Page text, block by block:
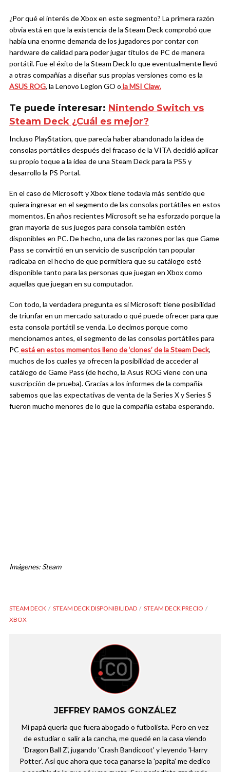
¿Por qué el interés de Xbox en este segmento? La primera razón
obvia está en que la existencia de la Steam Deck comprobó que
había una enorme demanda de los jugadores por contar con
hardware de calidad para poder jugar títulos de PC de manera
portátil. Fue el éxito de la Steam Deck lo que eventualmente llevó
a otras compañías a diseñar sus propias versiones como es la
ASUS ROG, la Lenovo Legion GO o la MSI Claw.
Te puede interesar: Nintendo Switch vs
Steam Deck ¿Cuál es mejor?
Incluso PlayStation, que parecía haber abandonado la idea de
consolas portátiles después del fracaso de la VITA decidió aplicar
su propio toque a la idea de una Steam Deck para la PS5 y
desarrollo la PS Portal.
En el caso de Microsoft y Xbox tiene todavía más sentido que
quiera ingresar en el segmento de las consolas portátiles en estos
momentos. En años recientes Microsoft se ha esforzado porque la
gran mayoría de sus juegos para consola también estén
disponibles en PC. De hecho, una de las razones por las que Game
Pass se convirtió en un servicio de suscripción tan popular
radicaba en el hecho de que permitiera que su catálogo esté
disponible tanto para las personas que juegan en Xbox como
aquellas que juegan en su computador.
Con todo, la verdadera pregunta es si Microsoft tiene posibilidad
de triunfar en un mercado saturado o qué puede ofrecer para que
esta consola portátil se venda. Lo decimos porque como
mencionamos antes, el segmento de las consolas portátiles para
PC está en estos momentos lleno de ‘clones’ de la Steam Deck,
muchos de los cuales ya ofrecen la posibilidad de acceder al
catálogo de Game Pass (de hecho, la Asus ROG viene con una
suscripción de prueba). Gracias a los informes de la compañía
sabemos que las expectativas de venta de la Series X y Series S
fueron mucho menores de lo que la compañía estaba esperando.
Imágenes: Steam
STEAM DECK STEAM DECK DISPONIBILIDAD
STEAM DECK PRECIO
XBOX
JEFFREY RAMOS GONZÁLEZ
Mi papá quería que fuera abogado o futbolista. Pero en vez
de estudiar o salir a la cancha, me quedé en la casa viendo
'Dragon Ball Z', jugando 'Crash Bandicoot' y leyendo 'Harry
Potter'. Así que ahora que toca ganarse la 'papita' me dedico